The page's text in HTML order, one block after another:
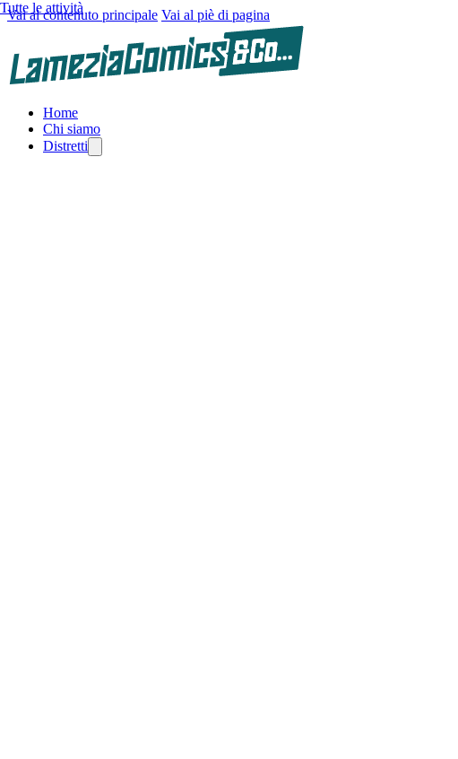
Vai al contenuto principale Vai al piè di pagina
Home
Chi siamo
Distretti
Tutte le attività